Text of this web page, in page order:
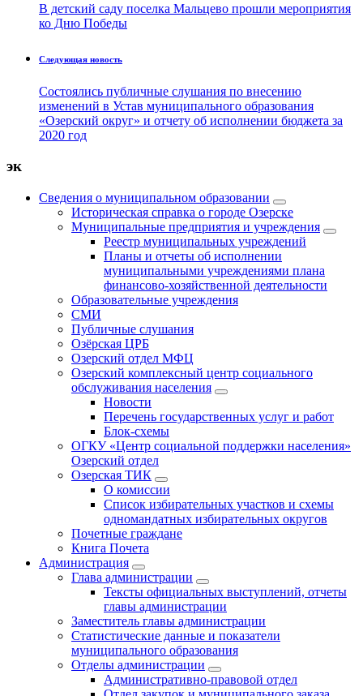
В детский саду поселка Мальцево прошли мероприятия
ко Дню Победы
Следующая новость
Состоялись публичные слушания по внесению
изменений в Устав муниципального образования
«Озерский округ» и отчету об исполнении бюджета за
2020 год
эк
Сведения о муниципальном образовании
Историческая справка о городе Озерске
Муниципальные предприятия и учреждения
Реестр муниципальных учреждений
Планы и отчеты об исполнении
муниципальными учреждениями плана
финансово-хозяйственной деятельности
Образовательные учреждения
СМИ
Публичные слушания
Озёрская ЦРБ
Озерский отдел МФЦ
Озерский комплексный центр социального
обслуживания населения
Новости
Перечень государственных услуг и работ
Блок-схемы
ОГКУ «Центр социальной поддержки населения»
Озерский отдел
Озерская ТИК
О комиссии
Список избирательных участков и схемы
одномандатных избирательных округов
Почетные граждане
Книга Почета
Администрация
Глава администрации
Тексты официальных выступлений, отчеты
главы администрации
Заместитель главы администрации
Статистические данные и показатели
муниципального образования
Отделы администрации
Административно-правовой отдел